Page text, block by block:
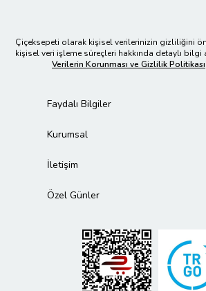
Çiçeksepeti olarak kişisel verilerinizin gizliliğini
kişisel veri işleme süreçleri hakkında detaylı
Verilerin Korunması ve Gizlilik Politikası
Faydalı Bilgiler
Kurumsal
İletişim
Özel Günler